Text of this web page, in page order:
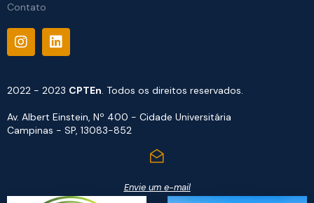
Contato
2022 - 2023 CPTEn . Todos os direitos reservados.
Av. Albert Einstein, Nº 400 - Cidade Universitária
Campinas - SP, 13083-852
Envie um e-mail